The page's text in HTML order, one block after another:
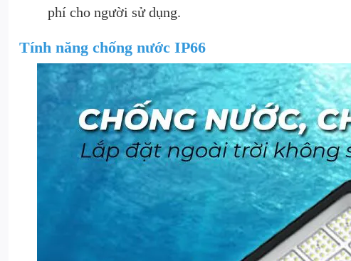
phí cho người sử dụng.
Tính năng chống nước IP66